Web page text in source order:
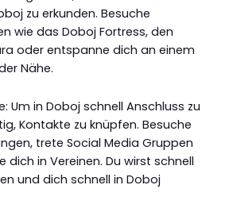
zu erkunden. Besuche
wie das Doboj Fortress, den
oder entspanne dich an einem
Nähe.
Um in Doboj schnell Anschluss zu
Kontakte zu knüpfen. Besuche
trete Social Media Gruppen
dich in Vereinen. Du wirst schnell
und dich schnell in Doboj